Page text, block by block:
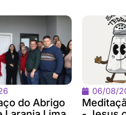
do Abrigo
06/08/